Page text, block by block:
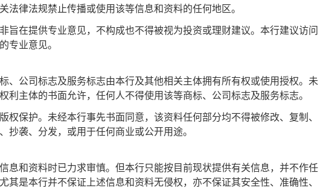
法律法规禁止传播或使用该等信息和资料的任何地区。
旨在提供专业意见，不构成也不得被视为投资或理财建议。本行建议访问
专业意见。
、公司标志及服务标志由本行及其他相关主体拥有所有权或使用授权。未
利主体的书面允许，任何人不得使用该等商标、公司标志及服务标志。
权保护。未经本行事先书面同意，该资料任何部分均不得被修改、复制、
抄袭、分发，或用于任何商业或公开用途。
息和资料时已力求审慎。但本行只能按目前现状提供有关信息，并不作任
其是本行并不保证上述信息和资料无侵权，亦不保证其安全性、准确性、